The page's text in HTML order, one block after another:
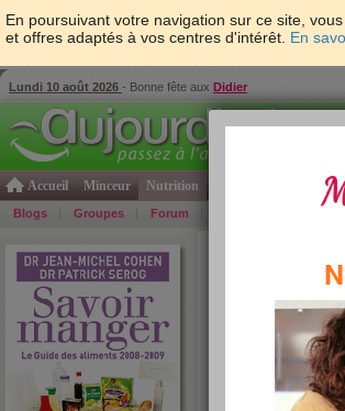
En poursuivant votre navigation sur ce site,
et offres adaptés à vos centres d'intérêt. En
Lundi 10 août 2026 - Bonne fête aux Didier
Accueil Minceur Nutrition Psycho &
Blogs Groupes Forum